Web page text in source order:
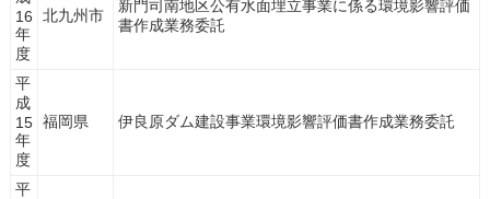
16
年
度
北九州市
新門司南地区公有水面埋立事業に係る環境影響評価
書作成業務委託
平
成
15
年
度
福岡県 伊良原ダム建設事業環境影響評価書作成業務委託
平